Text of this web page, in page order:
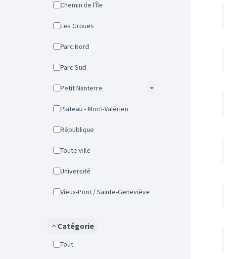
Chemin de l'Île
Les Groues
Parc Nord
Parc Sud
Petit Nanterre
Plateau - Mont-Valérien
République
Toute ville
Université
Vieux-Pont / Sainte-Geneviève
Catégorie
Tout